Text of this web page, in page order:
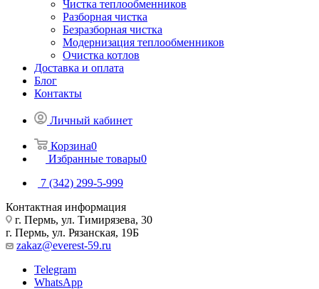
Чистка теплообменников
Разборная чистка
Безразборная чистка
Модернизация теплообменников
Очистка котлов
Доставка и оплата
Блог
Контакты
Личный кабинет
Корзина0
Избранные товары0
7 (342) 299-5-999
Контактная информация
г. Пермь, ул. Тимирязева, 30
г. Пермь, ул. Рязанская, 19Б
zakaz@everest-59.ru
Telegram
WhatsApp